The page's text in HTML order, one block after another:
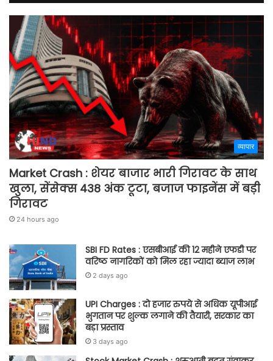
व्यापार
Market Crash : शेयर बाजार भारी गिरावट के साथ
खुला, सेंसेक्स 438 अंक टूटा, बजाज फाइनेंस में बड़ी
गिरावट
24 hours ago
SBI FD Rates : एसबीआई की 12 महीने एफडी पर
वरिष्ठ नागरिकों को मिल रहा ज्यादा ब्याज लाभ
2 days ago
UPI Charges : दो हजार रुपये से अधिक यूपीआई
भुगतान पर शुल्क लगाने की तैयारी, सरकार का
बड़ा प्रस्ताव
3 days ago